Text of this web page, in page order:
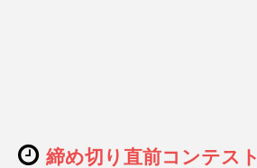
締め切り直前コンテスト